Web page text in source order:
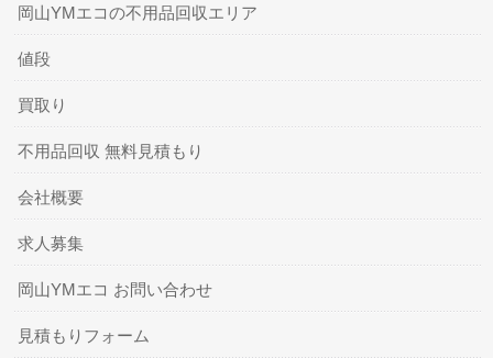
岡山YMエコの不用品回収エリア
値段
買取り
不用品回収 無料見積もり
会社概要
求人募集
岡山YMエコ お問い合わせ
見積もりフォーム